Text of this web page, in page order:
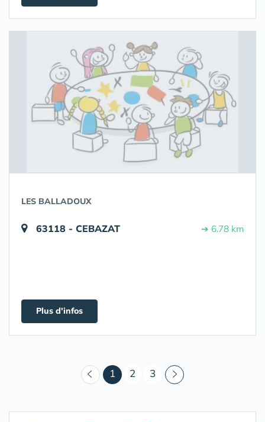
LES BALLADOUX
63118 - CEBAZAT ➔ 6.78 km
Plus d'infos
1 (courant)
2 3